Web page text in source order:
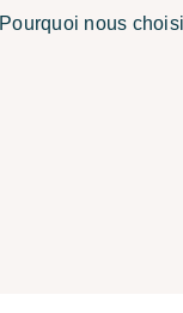
Pourquoi nous